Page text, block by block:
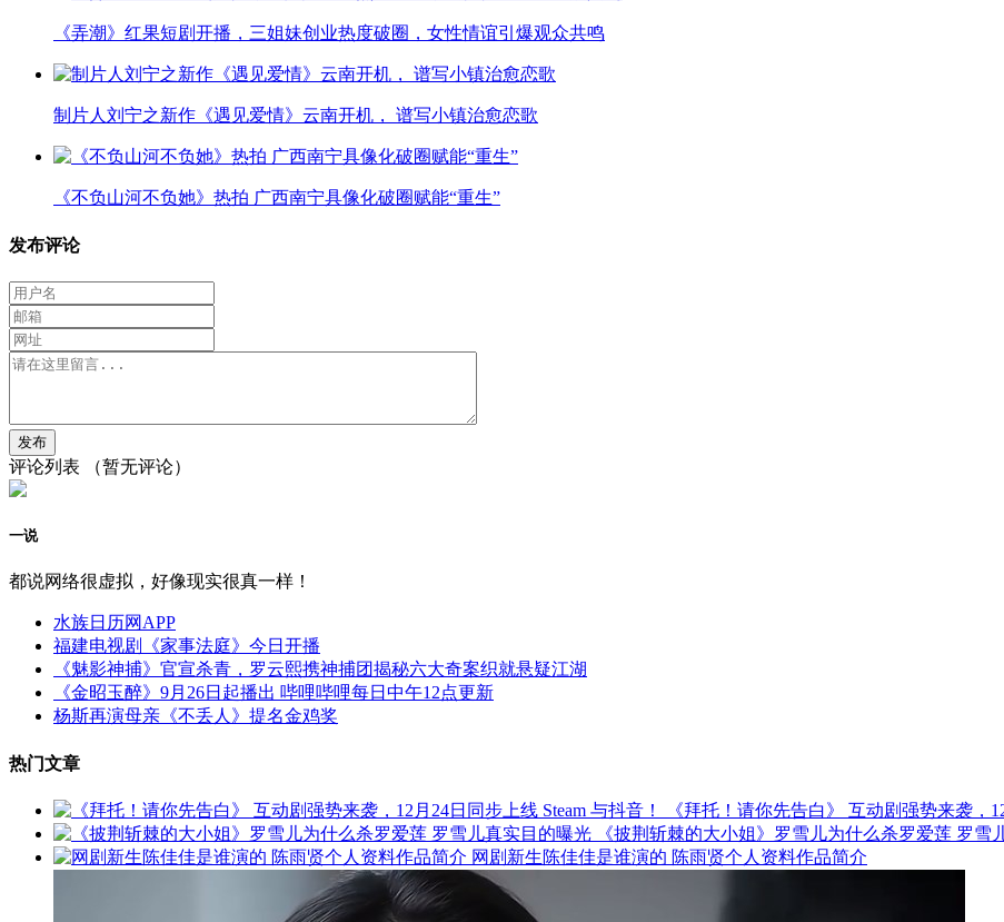
《弄潮》红果短剧开播，三姐妹创业热度破圈，女性情谊引爆观众共鸣
制片人刘宁之新作《遇见爱情》云南开机， 谱写小镇治愈恋歌
《不负山河不负她》热拍 广西南宁具像化破圈赋能“重生”
发布评论
评论列表 （暂无评论）
一说
都说网络很虚拟，好像现实很真一样！
水族日历网APP
福建电视剧《家事法庭》今日开播
《魅影神捕》官宣杀青，罗云熙携神捕团揭秘六大奇案织就悬疑江湖
《金昭玉醉》9月26日起播出 哔哩哔哩每日中午12点更新
杨斯再演母亲《不丢人》提名金鸡奖
热门文章
《拜托！请你先告白》 互动剧强势来袭，
《披荆斩棘的大小姐》罗雪儿为什么杀罗爱莲 罗雪
网剧新生陈佳佳是谁演的 陈雨贤个人资料作品简介